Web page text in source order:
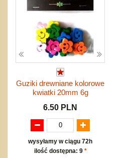
Guziki drewniane kolorowe
kwiatki 20mm 6g
6.50 PLN
wysyłamy w ciągu 72h
ilość dostępna: 9 *